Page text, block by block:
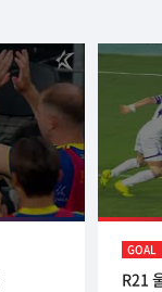
GOAL
R21